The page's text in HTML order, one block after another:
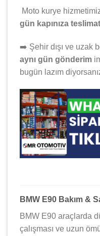
Moto kurye
gün kapınıza teslimat
➡️ Şehir dışı ve uzak
aynı gün gönderim
bugün lazım
BMW E90 Bakım &
BMW E90 araçlarda
çalışması ve uzun